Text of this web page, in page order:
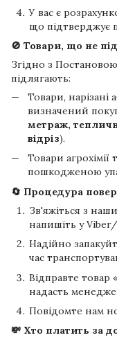
У вас є
що підтверджує
🚫 Товари, що не
Згідно з
підлягають:
Товари, нарізані
визначений
метраж,
відріз).
Товари
пошкодженою
🔄 Процедура
Зв'яжіться з
напишіть у
Надійно
час
Відправте
надасть
Повідомте нам
💸 Хто платить за